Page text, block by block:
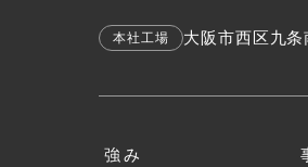
本社工場 大阪市西区九
強み